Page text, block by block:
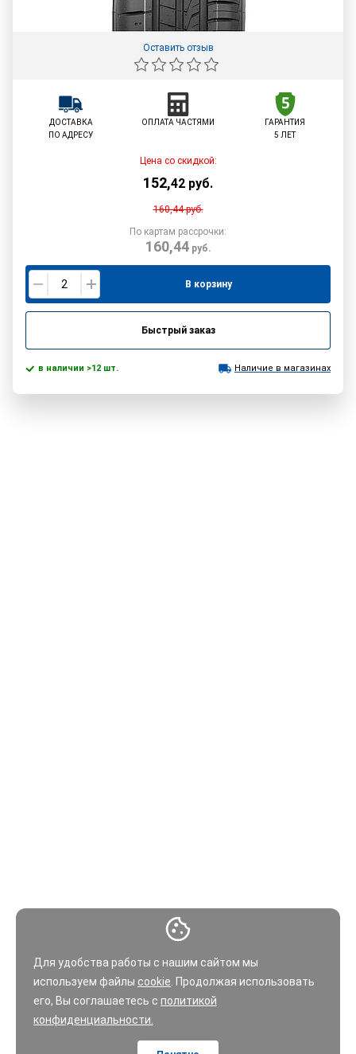
Для удобства работы с нашим сайтом мы
используем файлы cookie . Продолжая использовать
его, Вы соглашаетесь с политикой
конфиденциальности.
Оставить отзыв
ДОСТАВКА
ПО АДРЕСУ
ОПЛАТА ЧАСТЯМИ
ГАРАНТИЯ
5 ЛЕТ
Цена со скидкой:
152,42 руб.
160,44руб.
По картам рассрочки:
160,44руб.
В корзину
Быстрый заказ
в наличии >12 шт. Наличие в магазинах